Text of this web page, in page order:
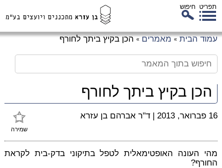
תפריט חיפוש
עמוד הבית » מאמרים » הכן בקיץ ביתך לחורף
הכן בקיץ ביתך לחורף
שמירה
16 פברואר, 2013 | ד"ר אברהם בן עזרא
מהי העונה האופטימאלית לטפל בתיקוני בדק-בית לקראת
החורף?